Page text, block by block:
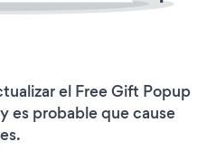
el Free Gift Popup
es probable que cause